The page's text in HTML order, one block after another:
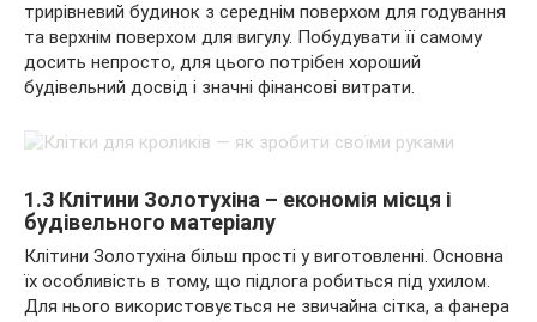
трирівневий будинок з середнім поверхом для годування
та верхнім поверхом для вигулу. Побудувати її самому
досить непросто, для цього потрібен хороший
будівельний досвід і значні фінансові витрати.
1.3 Клітини Золотухіна – економія місця і
будівельного матеріалу
Клітини Золотухіна більш прості у виготовленні. Основна
їх особливість в тому, що підлога робиться під ухилом.
Для нього використовується не звичайна сітка, а фанера